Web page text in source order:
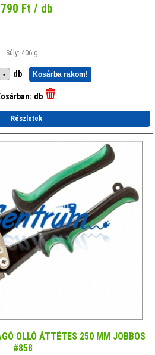
Ft / db
Súly: 406 g
- db Kosárba rakom!
db
Részletek
OLLÓ ÁTTÉTES 250 MM JOBBOS
#858